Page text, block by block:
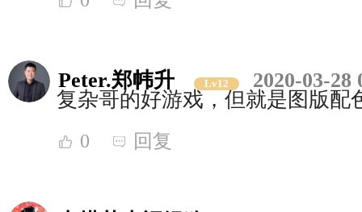
Peter.郑帏升 Lv12
2020-03-28
复杂哥的好游戏，但就是图版配
0 回复